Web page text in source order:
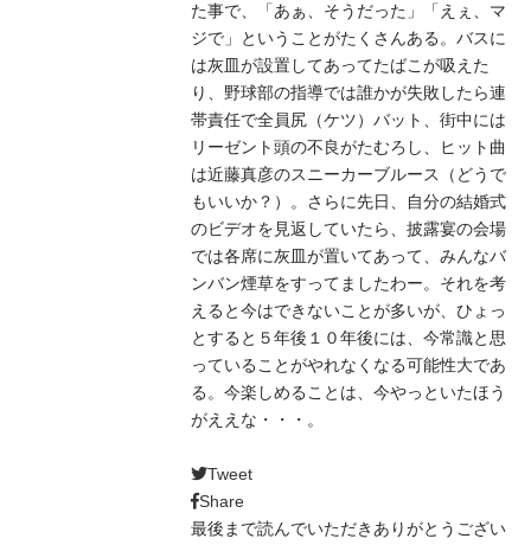
た事で、「あぁ、そうだった」「えぇ、マ
ジで」ということがたくさんある。バスに
は灰皿が設置してあってたばこが吸えた
り、野球部の指導では誰かが失敗したら連
帯責任で全員尻（ケツ）バット、街中には
リーゼント頭の不良がたむろし、ヒット曲
は近藤真彦のスニーカーブルース（どうで
もいいか？）。さらに先日、自分の結婚式
のビデオを見返していたら、披露宴の会場
では各席に灰皿が置いてあって、みんなバ
ンバン煙草をすってましたわー。それを考
えると今はできないことが多いが、ひょっ
とすると５年後１０年後には、今常識と思
っていることがやれなくなる可能性大であ
る。今楽しめることは、今やっといたほう
がええな・・・。
Tweet
Share
最後まで読んでいただきありがとうござい